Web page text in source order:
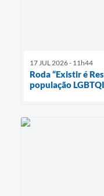
17 JUL 2026 - 11h44
Roda “Existir é
população